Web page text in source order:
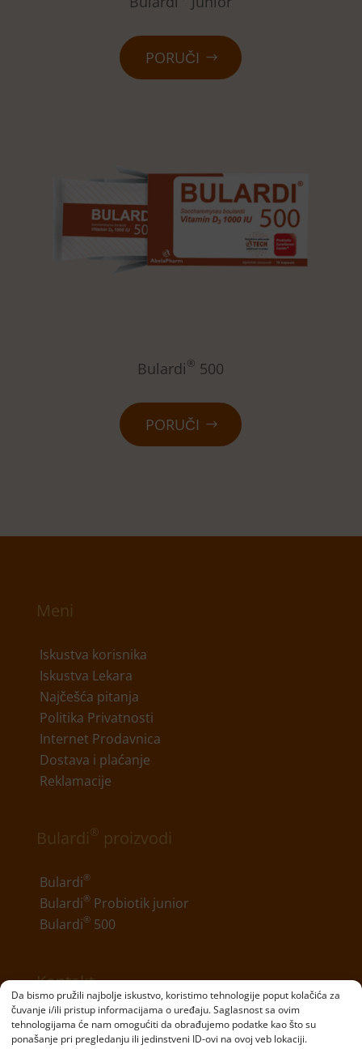
Da bismo pružili najbolje iskustvo, koristimo tehnologije poput kolačića za
čuvanje i/ili pristup informacijama o uređaju. Saglasnost sa ovim
tehnologijama će nam omogućiti da obrađujemo podatke kao što su
ponašanje pri pregledanju ili jedinstveni ID-ovi na ovoj veb lokaciji.
PORUČI
Bulardi® 500
PORUČI
Meni
Iskustva korisnika
Iskustva Lekara
Najčešća pitanja
Politika Privatnosti
Internet Prodavnica
Dostava i plaćanje
Reklamacije
Bulardi ® proizvodi
Bulardi®
Bulardi®Probiotik junior
Bulardi®500
Kontakt
Telefon: +381 11 20 70 807